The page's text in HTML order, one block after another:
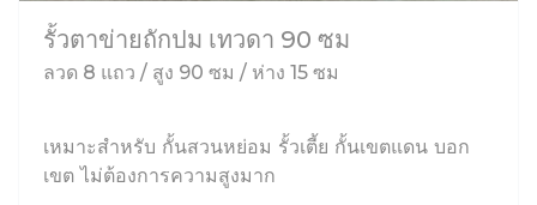
รั้วตาข่ายถักปม เทวดา 90 ซม
ลวด 8 แถว / สูง 90 ซม / ห่าง 15 ซม
เหมาะสำหรับ กั้นสวนหย่อม รั้วเตี้ย กั้นเขตแดน บอก
เขต ไม่ต้องการความสูงมาก